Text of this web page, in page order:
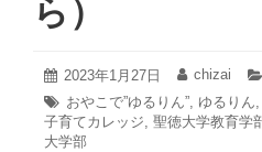
ら）
投
稿
日:
2023年1月27日
2023
年
1
月
投
稿
者:
chizai
タ
グ:
おやこで”ゆるりん”, ゆるりん,
子育てカレッジ, 聖徳大学教育学
大学部